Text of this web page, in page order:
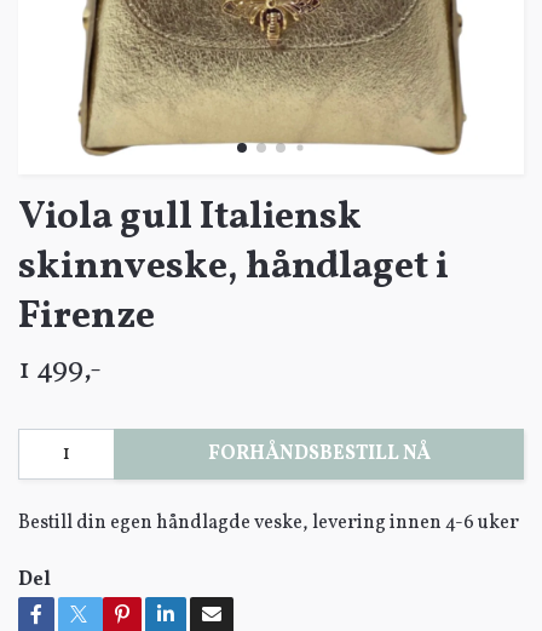
Viola gull Italiensk
skinnveske, håndlaget i
Firenze
1 499,-
FORHÅNDSBESTILL NÅ
Bestill din egen håndlagde veske, levering innen 4-6 uker
Del